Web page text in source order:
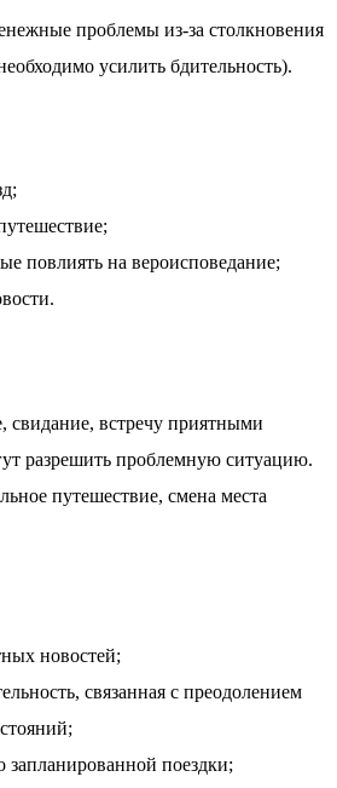
проблемы из-за столкновения
усилить бдительность).
повлиять на вероисповедание;
свидание, встречу приятными
разрешить проблемную ситуацию.
путешествие, смена места
новостей;
связанная с преодолением
запланированной поездки;